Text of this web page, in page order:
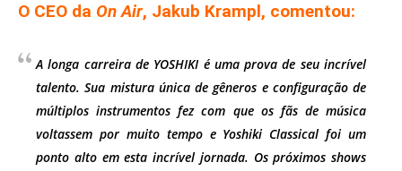
O CEO da On Air, Jakub Krampl, comentou:
A longa carreira de YOSHIKI é uma prova de seu incrível
talento. Sua mistura única de gêneros e configuração de
múltiplos instrumentos fez com que os fãs de música
voltassem por muito tempo e Yoshiki Classical foi um
ponto alto em esta incrível jornada. Os próximos shows